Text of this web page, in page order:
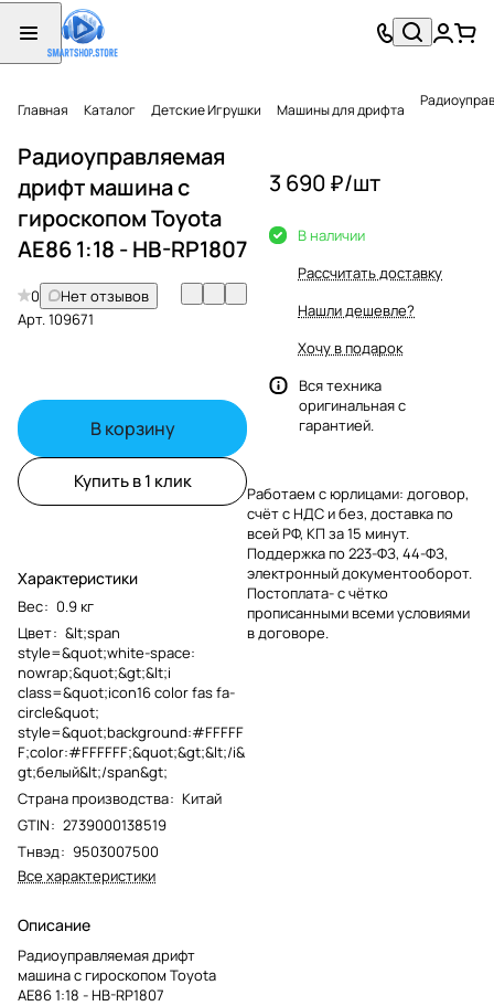
Главная Каталог Детские Игрушки Машины для дрифта
Радиоуправляемая
дрифт машина с
гироскопом Toyota
AE86 1:18 - HB-RP1807
0
Нет отзывов
Арт.109671
В корзину
Купить в 1 клик
Характеристики
Вес: 0.9 кг
Цвет: &lt;span
style=&quot;white-space:
nowrap;&quot;&gt;&lt;i
class=&quot;icon16 color fas fa-
circle&quot;
style=&quot;background:#FFFFF
F;color:#FFFFFF;&quot;&gt;&lt;/i&
gt;белый&lt;/span&gt;
Страна производства: Китай
GTIN: 2739000138519
Тнвэд: 9503007500
Все характеристики
Описание
Радиоуправляемая дрифт
машина с гироскопом Toyota
AE86 1:18 - HB-RP1807
3 690 ₽/шт
В наличии
Рассчитать доставку
Нашли дешевле?
Хочу в подарок
Вся техника
оригинальная с
гарантией.
Работаем с юрлицами: договор,
счёт с НДС и без, доставка по
всей РФ, КП за 15 минут.
Поддержка по 223-ФЗ, 44-ФЗ,
электронный документооборот.
Постоплата- с чётко
прописанными всеми условиями
в договоре.